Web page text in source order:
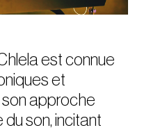
est connue
et
approche
son, incitant